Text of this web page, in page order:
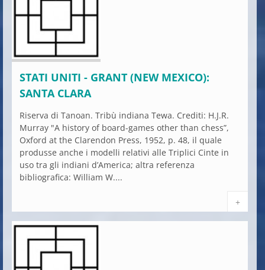
STATI UNITI - GRANT (NEW MEXICO):
SANTA CLARA
Riserva di Tanoan. Tribù indiana Tewa. Crediti: H.J.R.
Murray "A history of board-games other than chess”,
Oxford at the Clarendon Press, 1952, p. 48, il quale
produsse anche i modelli relativi alle Triplici Cinte in
uso tra gli indiani d’America; altra referenza
bibliografica: William W....
+